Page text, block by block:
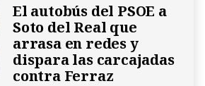
El autobús del PSOE a
Soto del Real que
arrasa en redes y
dispara las carcajadas
contra Ferraz